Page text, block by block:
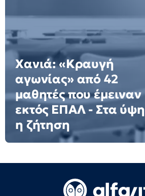
Χανιά: «Κραυγή
αγωνίας» από 42
μαθητές που έμειναν
εκτός ΕΠΑΛ - Στα ύψη
η ζήτηση